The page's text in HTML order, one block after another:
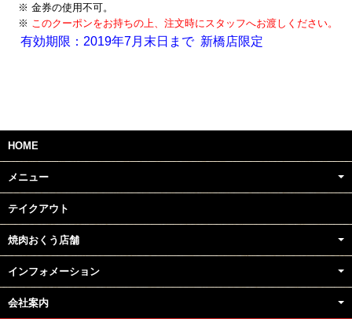
※ 金券の使用不可。
※ このクーポンをお持ちの上、注文時にスタッフへお渡しください。
有効期限：2019年7月末日まで 新橋店限定
HOME
メニュー
テイクアウト
焼肉おくう店舗
インフォメーション
会社案内